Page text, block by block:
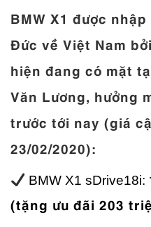
BMW X1 được
Đức về Việt Nam
hiện đang có mặt
Văn Lương, hưởng
trước tới nay (giá
23/02/2020):
BMW X1 sDrive18i:
(tặng ưu đãi 203